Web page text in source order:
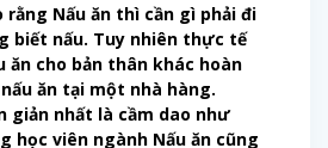
Nấu ăn thì cần gì phải đi
biết nấu. Tuy nhiên thực tế
ăn cho bản thân khác hoàn
ăn tại một nhà hàng.
giản nhất là cầm dao như
học viên ngành Nấu ăn cũng